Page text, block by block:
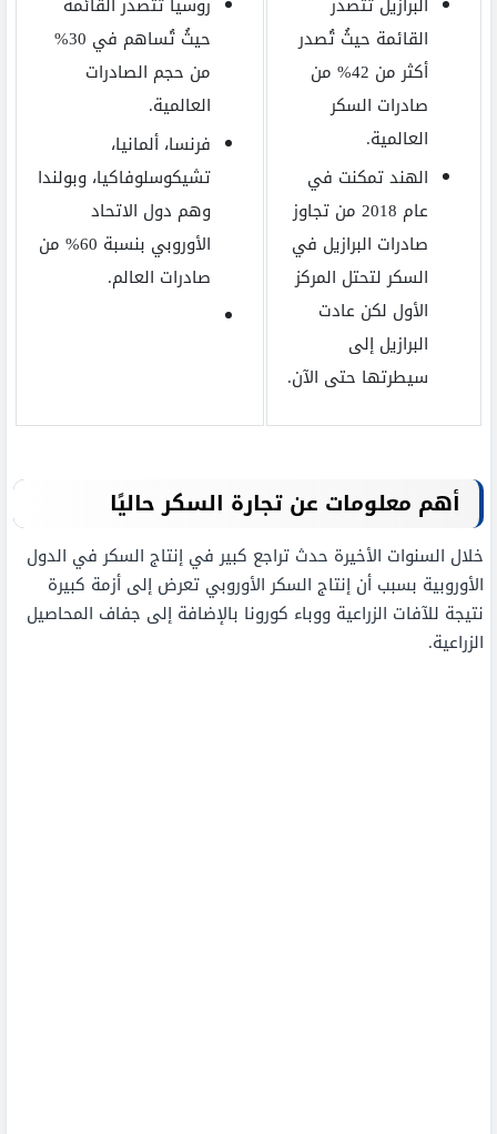
القائمة حيثُ تُصدر
أكثر من 42% من
صادرات السكر
العالمية.
الهند تمكنت في
عام 2018 من تجاوز
صادرات البرازيل في
السكر لتحتل المركز
الأول لكن عادت
البرازيل إلى
سيطرتها حتى الآن.
حيثُ تُساهم في 30%
من حجم الصادرات
العالمية.
فرنسا، ألمانيا،
تشيكوسلوفاكيا، وبولندا
وهم دول الاتحاد
الأوروبي بنسبة 60% من
صادرات العالم.
أهم معلومات عن تجارة السكر حاليًا
خلال السنوات الأخيرة حدث تراجع كبير في إنتاج السكر في الدول
الأوروبية بسبب أن إنتاج السكر الأوروبي تعرض إلى أزمة كبيرة
نتيجة للآفات الزراعية ووباء كورونا بالإضافة إلى جفاف المحاصيل
الزراعية.